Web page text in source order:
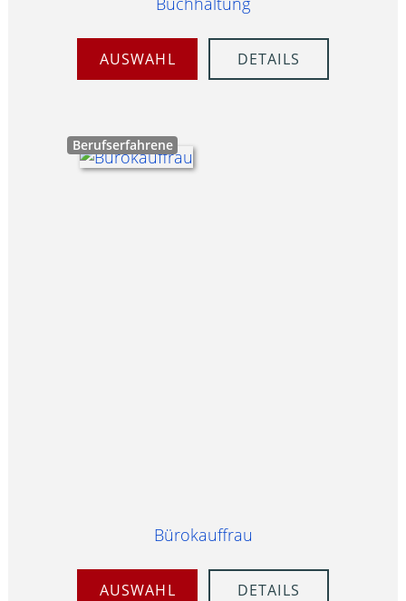
AUSWAHL DETAILS
Berufserfahrene
Bürokauffrau
AUSWAHL DETAILS